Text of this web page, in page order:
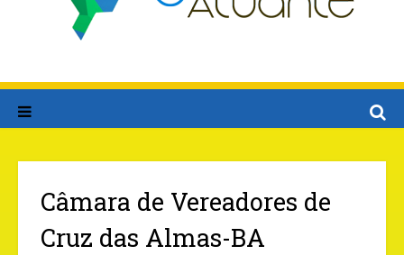
Câmara de Vereadores de
Cruz das Almas-BA